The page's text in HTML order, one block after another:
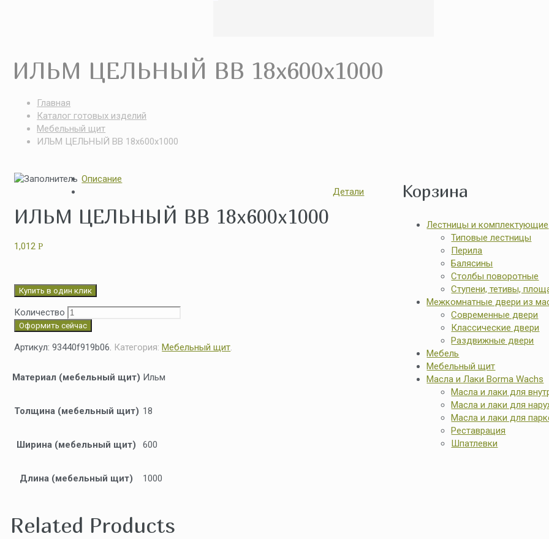
ИЛЬМ ЦЕЛЬНЫЙ ВВ 18x600x1000
Главная
Каталог готовых изделий
Мебельный щит
ИЛЬМ ЦЕЛЬНЫЙ ВВ 18x600x1000
ИЛЬМ ЦЕЛЬНЫЙ ВВ 18x600x1000
1,012Р
Купить в один клик
Количество
Оформить сейчас
Артикул:93440f919b06. Категория:Мебельный щит.
Описание
Детали
Материал (мебельный щит) Ильм
Толщина (мебельный щит) 18
Ширина (мебельный щит) 600
Длина (мебельный щит) 1000
Related Products
Корзина
Лестницы и комплектующие
Типовые лестницы
Перила
Балясины
Столбы поворотные
Ступени, тетивы,
Межкомнатные двери из
Современные двери
Классические двери
Раздвижные двери
Мебель
Мебельный щит
Масла и Лаки Borma Wachs
Масла и лаки для
Масла и лаки для
Масла и лаки для
Реставрация
Шпатлевки